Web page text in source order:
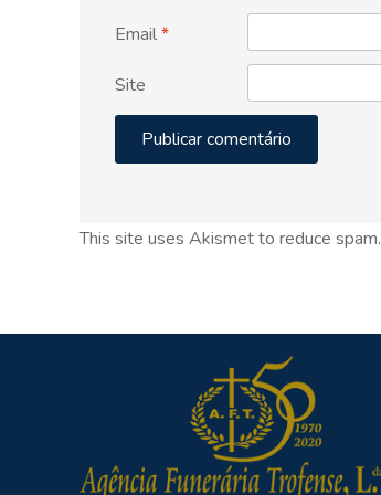
Email*
Site
This site uses Akismet to reduce spam.